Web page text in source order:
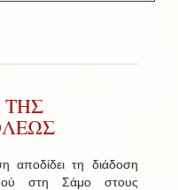
ΤΗΣ
αποδίδει τη διάδοση
στη Σάμο στους